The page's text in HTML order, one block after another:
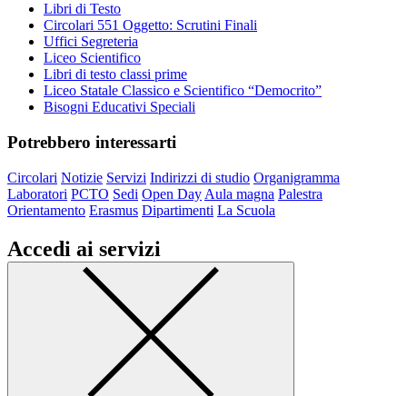
Libri di Testo
Circolari 551 Oggetto: Scrutini Finali
Uffici Segreteria
Liceo Scientifico
Libri di testo classi prime
Liceo Statale Classico e Scientifico “Democrito”
Bisogni Educativi Speciali
Potrebbero interessarti
Circolari Notizie Servizi Indirizzi di studio Organigramma
Laboratori PCTO Sedi Open Day Aula magna Palestra
Orientamento Erasmus Dipartimenti La Scuola
Accedi ai servizi